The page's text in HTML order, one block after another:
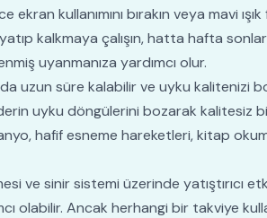
kullanımını bırakın veya mavi
kalkmaya çalışın, hatta hafta
uyanmanıza yardımcı olur.
uzun süre kalabilir ve uyku kalitenizi
uyku döngülerini bozarak kalitesiz
hafif esneme hareketleri, kitap
ve sinir sistemi üzerinde yatıştırıcı
olabilir. Ancak herhangi bir takviye